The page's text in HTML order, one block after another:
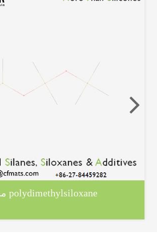
محطة هيدريد polydimethylsiloxane